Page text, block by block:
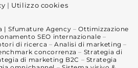
| Utilizzo cookies
| Sfumature Agency –Ottimizzazione
SEO internazionale –
di ricerca –Analisi di marketing –
concorrenza – Strategia di
di marketing B2C – Strategia